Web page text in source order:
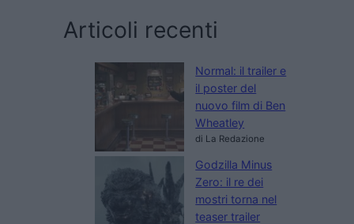
Articoli recenti
Normal: il trailer e
il poster del
nuovo film di Ben
Wheatley
di La Redazione
Godzilla Minus
Zero: il re dei
mostri torna nel
teaser trailer